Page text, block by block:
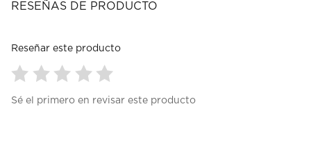
RESEÑAS DE PRODUCTO
Reseñar este producto
paraparaparaparapara
Sé el primero en revisar este producto